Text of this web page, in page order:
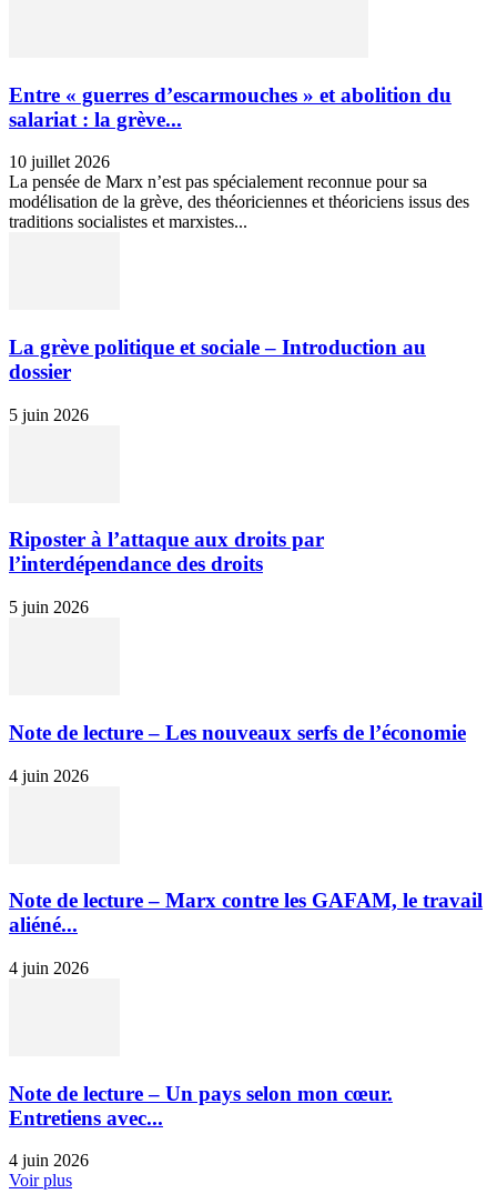
Entre « guerres d’escarmouches » et abolition du
salariat : la grève...
10 juillet 2026
La pensée de Marx n’est pas spécialement reconnue pour sa
modélisation de la grève, des théoriciennes et théoriciens issus des
traditions socialistes et marxistes...
La grève politique et sociale – Introduction au
dossier
5 juin 2026
Riposter à l’attaque aux droits par
l’interdépendance des droits
5 juin 2026
Note de lecture – Les nouveaux serfs de l’économie
4 juin 2026
Note de lecture – Marx contre les GAFAM, le travail
aliéné...
4 juin 2026
Note de lecture – Un pays selon mon cœur.
Entretiens avec...
4 juin 2026
Voir plus